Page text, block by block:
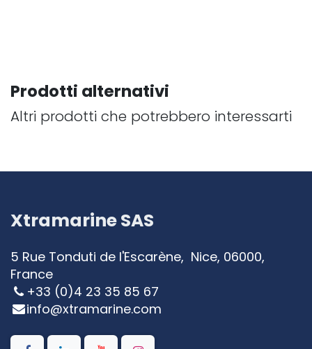
Prodotti alternativi
Altri prodotti che potrebbero interessarti
Xtramarine SAS
5 Rue Tonduti de l'Escarène, Nice, 06000,
France
+33 (0)4 23 35 85 67
info@xtramarine.com